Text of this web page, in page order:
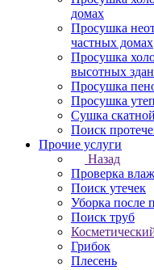
домах
Просушка
частных домах
Просушка
высотных
Просушка
Просушка
Сушка
Поиск
Прочие услуги
Назад
Проверка
Поиск утечек
Уборка после
Поиск труб
Грибок
Плесень